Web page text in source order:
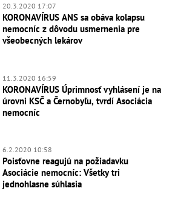
20.3.2020 17:07
KORONAVÍRUS ANS sa obáva kolapsu
nemocníc z dôvodu usmernenia pre
všeobecných lekárov
11.3.2020 16:59
KORONAVÍRUS Úprimnosť vyhlásení je na
úrovni KSČ a Černobyľu, tvrdí Asociácia
nemocníc
6.2.2020 10:58
Poisťovne reagujú na požiadavku
Asociácie nemocníc: Všetky tri
jednohlasne súhlasia